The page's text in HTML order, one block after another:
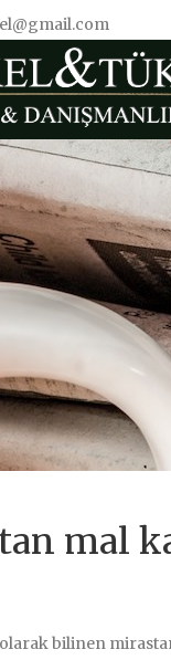
mal
bilinen